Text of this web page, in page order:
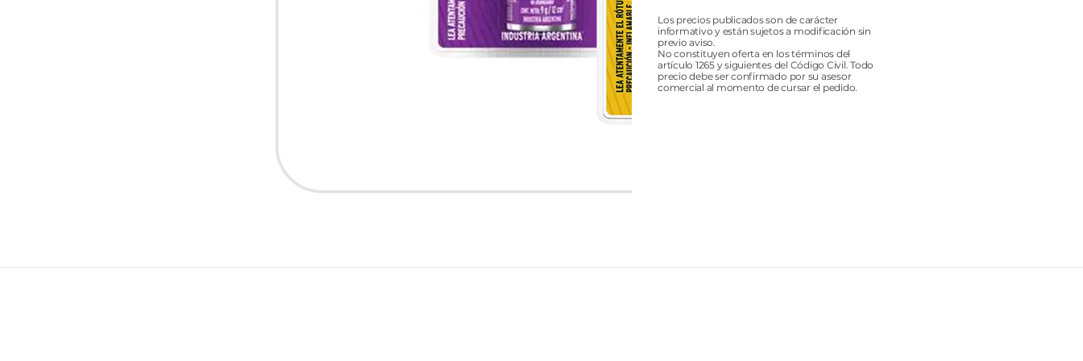
Los precios publicados son de carácter
informativo y están sujetos a modificación sin
previo aviso.
No constituyen oferta en los términos del
artículo 1265 y siguientes del Código Civil. Todo
precio debe ser confirmado por su asesor
comercial al momento de cursar el pedido.